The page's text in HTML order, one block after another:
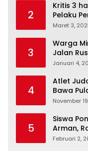
2
Kritis 3
Pelaku
Maret 3,
3
Warga
Jalan
Serdang
Januari 4,
4
Atlet
Bawa
Emas
November
5
Siswa
Arman,
Putra di
Februari 2,